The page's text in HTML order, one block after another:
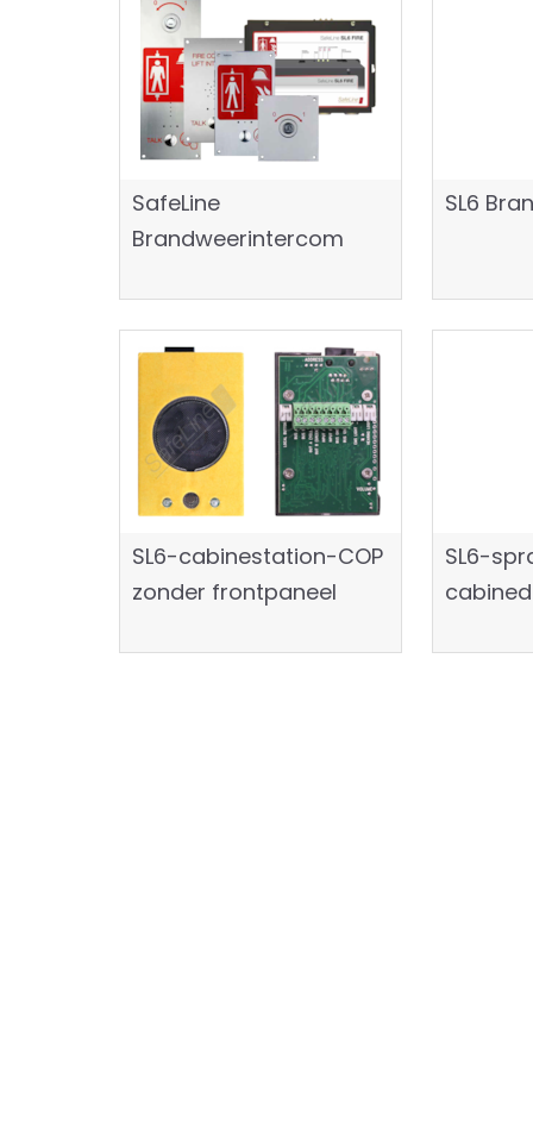
SafeLine
Brandweerintercom
SL6
SL6-cabinestation-COP
zonder frontpaneel
SL6-